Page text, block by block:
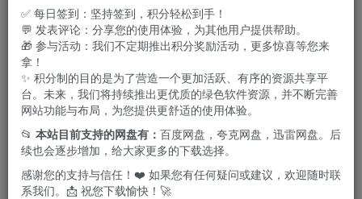
还集成了启动项管理和软件卸载功能，帮助提升系统性能，
同时保障用户隐私安全，且不含任何间谍软件或不必要的附
加程序。
✅ 每日签到：坚持签到，积分轻松到手！
💬 发表评论：分享您的使用体验，为其他用户提供帮助。
🎁 参与活动：我们不定期推出积分奖励活动，更多惊喜等您来
拿！
✨ 积分制的目的是为了营造一个更加活跃、有序的资源共享平
台。未来，我们将持续推出更优质的绿色软件资源，并不断完善
网站功能与布局，为您提供更舒适的使用体验。
📂 本站目前支持的网盘有： 百度网盘，夸克网盘，迅雷网盘。后
续也会逐步增加，给大家更多的下载选择。
感谢您的支持与信任！❤️ 如果您有任何疑问或建议，欢迎随时联
系我们。📩 祝您下载愉快！🚀